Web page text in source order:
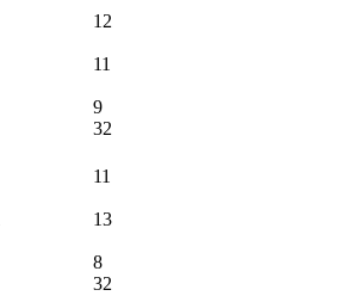
12
11
9
32
11
13
8
32